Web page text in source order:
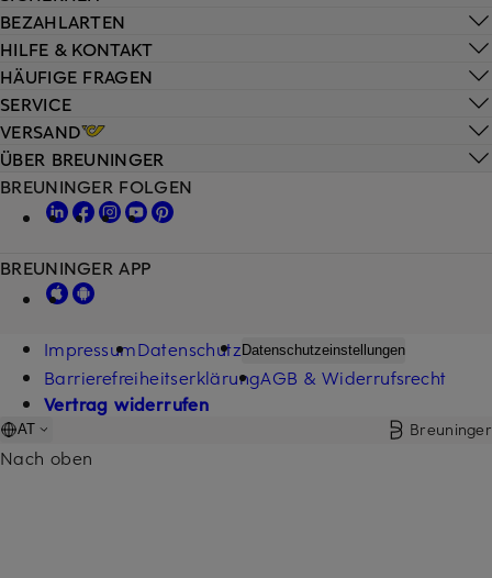
HILFE & KONTAKT
HÄUFIGE FRAGEN
SERVICE
VERSAND
BEZAHLARTEN
ÜBER BREUNINGER
BREUNINGER FOLGEN
BREUNINGER APP
ImpressumDatenschutz Datenschutzeinstellungen
BarrierefreiheitserklärungAGB & Widerrufsrecht
Vertrag widerrufen
AT Breuninger
Nach oben